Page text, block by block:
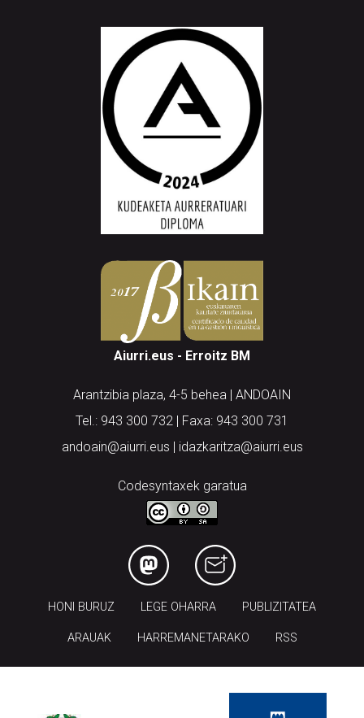
Aiurri.eus - Erroitz BM
Arantzibia plaza, 4-5 behea | ANDOAIN
Tel.: 943 300 732 | Faxa: 943 300 731
andoain@aiurri.eus | idazkaritza@aiurri.eus
Codesyntaxek garatua
HONI BURUZ LEGE OHARRA PUBLIZITATEA
ARAUAK HARREMANETARAKO RSS